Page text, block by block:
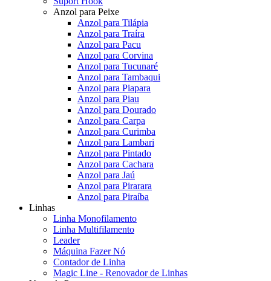
Anzol para Peixe
Anzol para Tilápia
Anzol para Traíra
Anzol para Pacu
Anzol para Corvina
Anzol para Tucunaré
Anzol para Tambaqui
Anzol para Piapara
Anzol para Piau
Anzol para Dourado
Anzol para Carpa
Anzol para Curimba
Anzol para Lambari
Anzol para Pintado
Anzol para Cachara
Anzol para Jaú
Anzol para Pirarara
Anzol para Piraíba
Linhas
Linha Monofilamento
Linha Multifilamento
Leader
Máquina Fazer Nó
Contador de Linha
Magic Line - Renovador de Linhas